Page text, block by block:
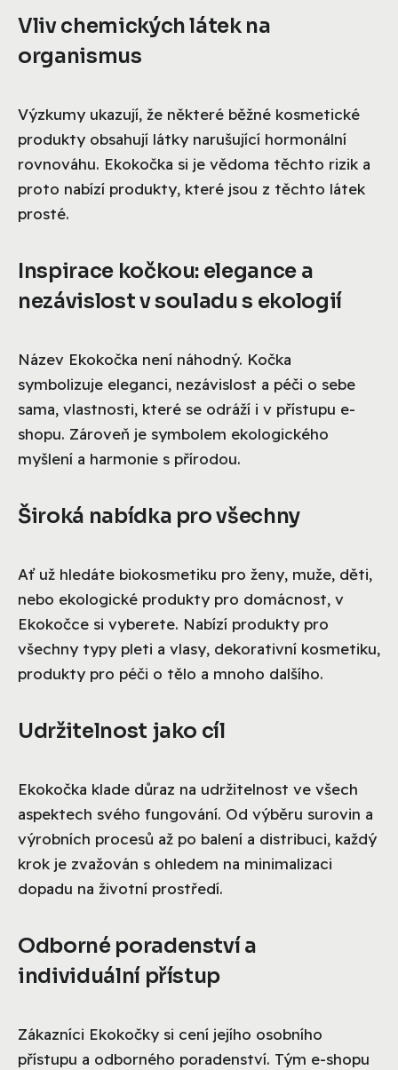
Vliv chemických látek na
organismus
Výzkumy ukazují, že některé běžné kosmetické
produkty obsahují látky narušující hormonální
rovnováhu. Ekokočka si je vědoma těchto rizik a
proto nabízí produkty, které jsou z těchto látek
prosté.
Inspirace kočkou: elegance a
nezávislost v souladu s ekologií
Název Ekokočka není náhodný. Kočka
symbolizuje eleganci, nezávislost a péči o sebe
sama, vlastnosti, které se odráží i v přístupu e-
shopu. Zároveň je symbolem ekologického
myšlení a harmonie s přírodou.
Široká nabídka pro všechny
Ať už hledáte biokosmetiku pro ženy, muže, děti,
nebo ekologické produkty pro domácnost, v
Ekokočce si vyberete. Nabízí produkty pro
všechny typy pleti a vlasy, dekorativní kosmetiku,
produkty pro péči o tělo a mnoho dalšího.
Udržitelnost jako cíl
Ekokočka klade důraz na udržitelnost ve všech
aspektech svého fungování. Od výběru surovin a
výrobních procesů až po balení a distribuci, každý
krok je zvažován s ohledem na minimalizaci
dopadu na životní prostředí.
Odborné poradenství a
individuální přístup
Zákazníci Ekokočky si cení jejího osobního
přístupu a odborného poradenství. Tým e-shopu